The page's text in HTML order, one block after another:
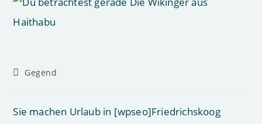
Beitrags-
Gegend
Sie machen Urlaub in [wpseo]Friedrichskoog